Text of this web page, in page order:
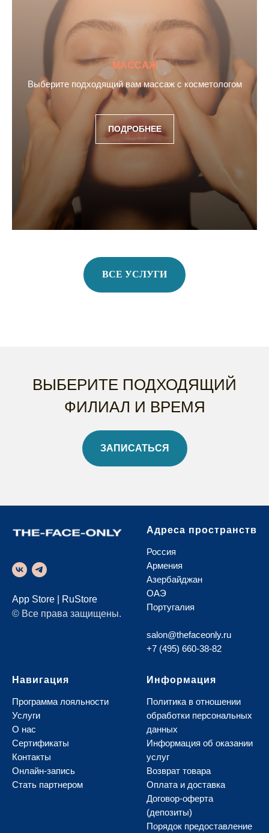
МАССАЖ
Выберите подходящий вам массаж с косметологом
ПОДРОБНЕЕ
ВСЕ УСЛУГИ
ВЫБЕРИТЕ ПОДХОДЯЩИЙ
ФИЛИАЛ И ВРЕМЯ
ЗАПИСАТЬСЯ
App Store
RuStore
© Все права защищены.
Адреса пространств
Россия
Армения
Азербайджан
ОАЭ
Португалия
salon@thefaceonly.ru
+7 (495) 660-38-82
Навигация
Программа лояльности
Услуги
О нас
Сертификаты
Контакты
Онлайн-запись
Стать партнером
Информация
Политика в отношении
обработки персональных
данных
Информация об оказании
услуг
Возврат товара
Оплата и доставка
Договор-оферта
(депозиты)
Порядок предоставление